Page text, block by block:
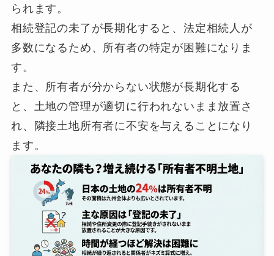
られます。
相続登記の未了が長期化すると、法定相続人が
多数になるため、所有者の特定が困難になりま
す。
また、所有者が分からない状態が長期化する
と、土地の管理が適切に行われないまま放置さ
れ、隣接土地所有者に不安を与えることになり
ます。